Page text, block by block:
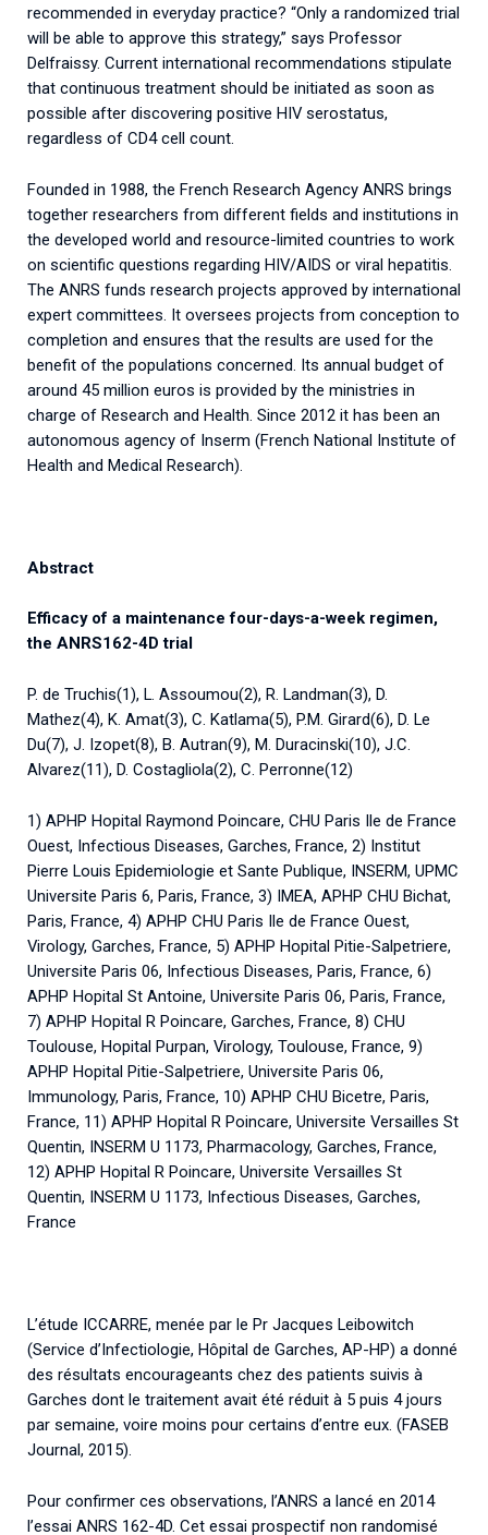
recommended in everyday practice? “Only a randomized trial
will be able to approve this strategy,” says Professor
Delfraissy. Current international recommendations stipulate
that continuous treatment should be initiated as soon as
possible after discovering positive HIV serostatus,
regardless of CD4 cell count.
Founded in 1988, the French Research Agency ANRS brings
together researchers from different fields and institutions in
the developed world and resource-limited countries to work
on scientific questions regarding HIV/AIDS or viral hepatitis.
The ANRS funds research projects approved by international
expert committees. It oversees projects from conception to
completion and ensures that the results are used for the
benefit of the populations concerned. Its annual budget of
around 45 million euros is provided by the ministries in
charge of Research and Health. Since 2012 it has been an
autonomous agency of Inserm (French National Institute of
Health and Medical Research).
Abstract
Efficacy of a maintenance four-days-a-week regimen,
the ANRS162-4D trial
P. de Truchis(1), L. Assoumou(2), R. Landman(3), D.
Mathez(4), K. Amat(3), C. Katlama(5), P.M. Girard(6), D. Le
Du(7), J. Izopet(8), B. Autran(9), M. Duracinski(10), J.C.
Alvarez(11), D. Costagliola(2), C. Perronne(12)
1) APHP Hopital Raymond Poincare, CHU Paris Ile de France
Ouest, Infectious Diseases, Garches, France, 2) Institut
Pierre Louis Epidemiologie et Sante Publique, INSERM, UPMC
Universite Paris 6, Paris, France, 3) IMEA, APHP CHU Bichat,
Paris, France, 4) APHP CHU Paris Ile de France Ouest,
Virology, Garches, France, 5) APHP Hopital Pitie-Salpetriere,
Universite Paris 06, Infectious Diseases, Paris, France, 6)
APHP Hopital St Antoine, Universite Paris 06, Paris, France,
7) APHP Hopital R Poincare, Garches, France, 8) CHU
Toulouse, Hopital Purpan, Virology, Toulouse, France, 9)
APHP Hopital Pitie-Salpetriere, Universite Paris 06,
Immunology, Paris, France, 10) APHP CHU Bicetre, Paris,
France, 11) APHP Hopital R Poincare, Universite Versailles St
Quentin, INSERM U 1173, Pharmacology, Garches, France,
12) APHP Hopital R Poincare, Universite Versailles St
Quentin, INSERM U 1173, Infectious Diseases, Garches,
France
L’étude ICCARRE, menée par le Pr Jacques Leibowitch
(Service d’Infectiologie, Hôpital de Garches, AP-HP) a donné
des résultats encourageants chez des patients suivis à
Garches dont le traitement avait été réduit à 5 puis 4 jours
par semaine, voire moins pour certains d’entre eux. (FASEB
Journal, 2015).
Pour confirmer ces observations, l’ANRS a lancé en 2014
l’essai ANRS 162-4D. Cet essai prospectif non randomisé